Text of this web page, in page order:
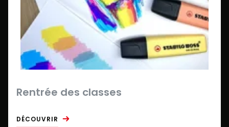
Rentrée des classes
DÉCOUVRIR